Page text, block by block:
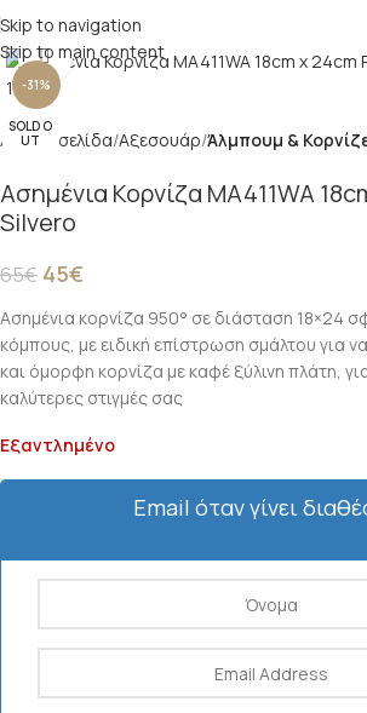
Skip to navigation
Skip to main content
-31%
SOLD O
UT
Click to enlarge
Αρχική σελίδα Αξεσουάρ Άλμπουμ &
Ασημένια Κορνίζα MA411WA
Silvero
65€ 45€
Ασημένια κορνίζα 950° σε διάσταση 18×24
κόμπους, με ειδική επίστρωση σμάλτου για
και όμορφη κορνίζα με καφέ ξύλινη πλάτη,
καλύτερες στιγμές σας
Εξαντλημένο
Email όταν γίνει